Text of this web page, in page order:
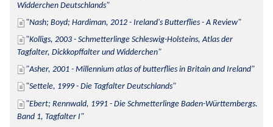
Widderchen Deutschlands
Nash; Boyd; Hardiman, 2012 - Ireland's Butterflies - A Review
Kolligs, 2003 - Schmetterlinge Schleswig-Holsteins, Atlas der
Tagfalter, Dickkopffalter und Widderchen
Asher, 2001 - Millennium atlas of butterflies in Britain and Ireland
Settele, 1999 - Die Tagfalter Deutschlands
Ebert; Rennwald, 1991 - Die Schmetterlinge Baden-Württembergs.
Band 1, Tagfalter I